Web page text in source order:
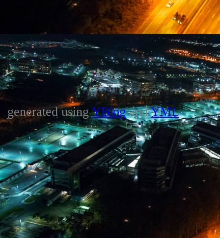
generated usingYBlogandYML